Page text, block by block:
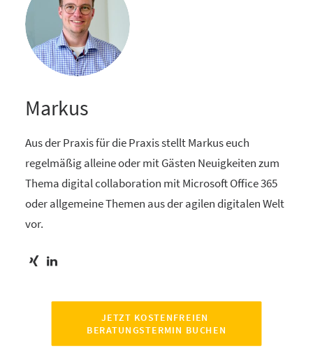
Markus
Aus der Praxis für die Praxis stellt Markus euch
regelmäßig alleine oder mit Gästen Neuigkeiten zum
Thema digital collaboration mit Microsoft Office 365
oder allgemeine Themen aus der agilen digitalen Welt
vor.
JETZT KOSTENFREIEN
BERATUNGSTERMIN BUCHEN